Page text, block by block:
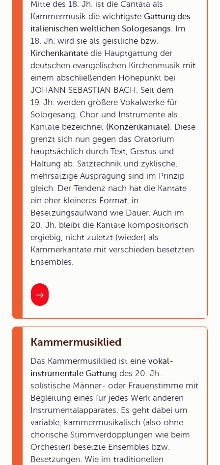
Mitte des 18. Jh. ist die Cantata als
Kammermusik die wichtigste Gattung des
italienischen weltlichen Sologesangs. Im
18. Jh. wird sie als geistliche bzw.
Kirchenkantate die Hauptgattung der
deutschen evangelischen Kirchenmusik mit
einem abschließenden Höhepunkt bei
JOHANN SEBASTIAN BACH. Seit dem
19. Jh. werden größere Vokalwerke für
Sologesang, Chor und Instrumente als
Kantate bezeichnet (Konzertkantate). Diese
grenzt sich nun gegen das Oratorium
hauptsächlich durch Text, Gestus und
Haltung ab. Satztechnik und zyklische,
mehrsätzige Ausprägung sind im Prinzip
gleich. Der Tendenz nach hat die Kantate
ein eher kleineres Format, in
Besetzungsaufwand wie Dauer. Auch im
20. Jh. bleibt die Kantate kompositorisch
ergiebig, nicht zuletzt (wieder) als
Kammerkantate mit verschieden besetzten
Ensembles.
Kammermusiklied
Das Kammermusiklied ist eine vokal-
instrumentale Gattung des 20. Jh.:
solistische Männer- oder Frauenstimme mit
Begleitung eines für jedes Werk anderen
Instrumentalapparates. Es geht dabei um
variable, kammermusikalisch (also ohne
chorische Stimmverdopplungen wie beim
Orchester) besetzte Ensembles bzw.
Besetzungen. Wie im traditionellen